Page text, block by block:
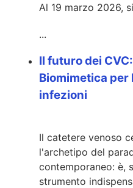
Al 19 marzo 2026, si
...
Il futuro dei
Biomimetica
infezioni
Il catetere venoso
l'archetipo del
contemporaneo: è,
strumento